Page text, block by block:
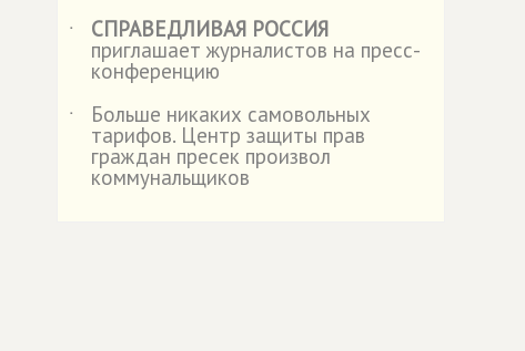
˙
СПРАВЕДЛИВАЯ РОССИЯ
приглашает журналистов на пресс-
конференцию
˙
Больше никаких самовольных
тарифов. Центр защиты прав
граждан пресек произвол
коммунальщиков